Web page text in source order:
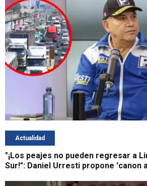
Actualidad
"¡Los peajes no pueden regresar a
Sur!": Daniel Urresti propone 'canon